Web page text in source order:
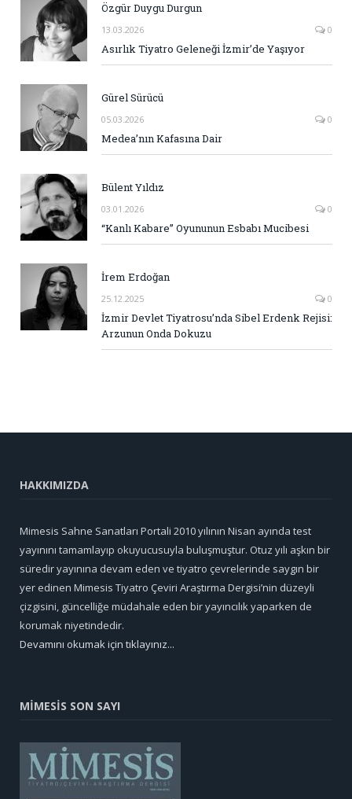
Özgür Duygu Durgun
13.03.2026 0
Asırlık Tiyatro Geleneği İzmir’de Yaşıyor
Gürel Sürücü
05.03.2026 0
Medea’nın Kafasına Dair
Bülent Yıldız
03.01.2026 0
“Kanlı Kabare” Oyununun Esbabı Mucibesi
İrem Erdoğan
25.12.2025 0
İzmir Devlet Tiyatrosu’nda Sibel Erdenk Rejisi:
Arzunun Onda Dokuzu
HAKKIMIZDA
Mimesis Sahne Sanatları Portali 2010 yılının Nisan ayında test
yayınını tamamlayıp okuyucusuyla buluşmuştur. Otuz yılı aşkın bir
süredir yayınına devam eden ve tiyatro çevrelerinde saygın bir
yer edinen Mimesis Tiyatro Çeviri Araştırma Dergisi’nin düzeyli
çizgisini, güncelliğe müdahale eden bir yayıncılık yaparken de
korumak niyetindedir.
Devamını okumak için tıklayınız...
MİMESİS SON SAYI